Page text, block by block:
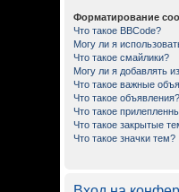
Форматирование
Что такое BBCode?
Могу ли я
Что такое смайлики?
Могу ли я добавлять
Что такое важные
Что такое объявления?
Что такое
Что такое закрытые
Что такое значки тем?